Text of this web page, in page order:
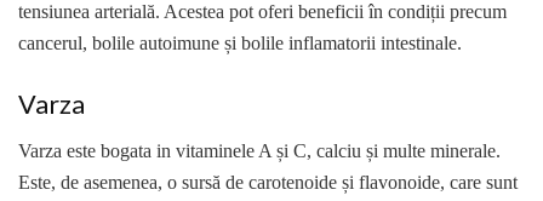
tensiunea arterială. Acestea pot oferi beneficii în condiții precum
cancerul, bolile autoimune și bolile inflamatorii intestinale.
Varza
Varza este bogata in vitaminele A și C, calciu și multe minerale.
Este, de asemenea, o sursă de carotenoide și flavonoide, care sunt